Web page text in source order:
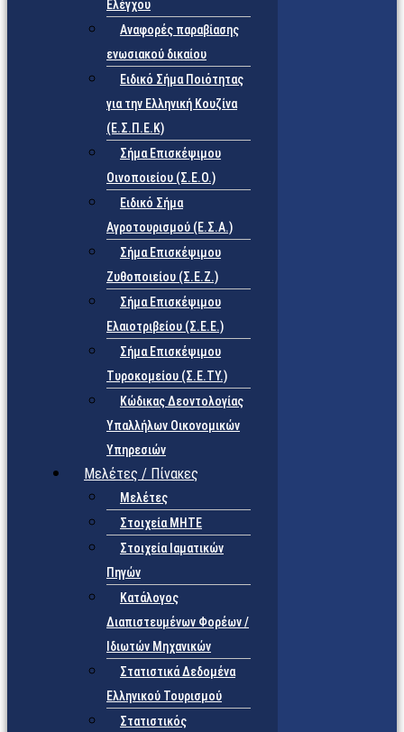
Ελέγχου
Αναφορές παραβίασης
ενωσιακού δικαίου
Ειδικό Σήμα Ποιότητας
για την Ελληνική Κουζίνα
(Ε.Σ.Π.Ε.Κ)
Σήμα Επισκέψιμου
Οινοποιείου (Σ.Ε.Ο.)
Ειδικό Σήμα
Αγροτουρισμού (Ε.Σ.Α.)
Σήμα Επισκέψιμου
Ζυθοποιείου (Σ.Ε.Ζ.)
Σήμα Επισκέψιμου
Ελαιοτριβείου (Σ.Ε.Ε.)
Σήμα Επισκέψιμου
Τυροκομείου (Σ.Ε.TY.)
Κώδικας Δεοντολογίας
Υπαλλήλων Οικονομικών
Υπηρεσιών
Μελέτες / Πίνακες
Μελέτες
Στοιχεία ΜΗΤΕ
Στοιχεία Ιαματικών
Πηγών
Κατάλογος
Διαπιστευμένων Φορέων /
Ιδιωτών Μηχανικών
Στατιστικά Δεδομένα
Ελληνικού Τουρισμού
Στατιστικός